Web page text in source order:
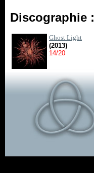
Discographie :
Ghost Light
(2013)
14/20